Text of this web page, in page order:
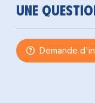
Une
Demande